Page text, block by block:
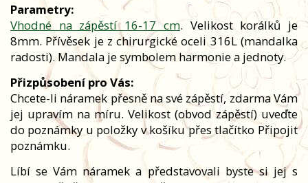
Parametry:
Vhodné na zápěstí 16-17 cm. Velikost korálků je
8mm. Přívěsek je z chirurgické oceli 316L (mandalka
radosti). Mandala je symbolem harmonie a jednoty.
Přizpůsobení pro Vás:
Chcete-li náramek přesně na své zápěstí, zdarma Vám
jej upravím na míru. Velikost (obvod zápěstí) uveďte
do poznámky u položky v košíku přes tlačítko Připojit
poznámku.
Líbí se Vám náramek a představovali byste si jej s